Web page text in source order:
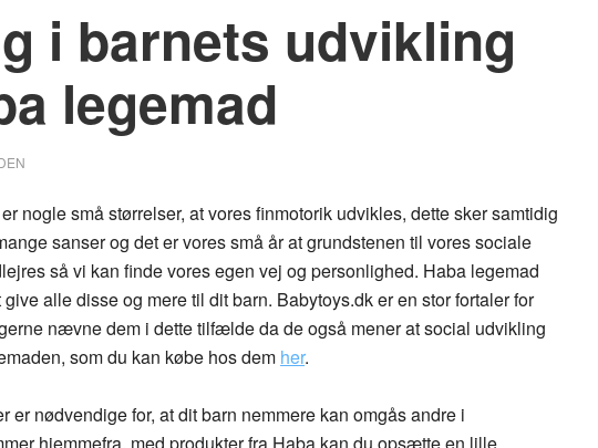
i barnets udvikling
legemad
nogle små størrelser, at vores finmotorik udvikles, dette sker samtidig
sanser og det er vores små år at grundstenen til vores sociale
så vi kan finde vores egen vej og personlighed. Haba legemad
alle disse og mere til dit barn. Babytoys.dk er en stor fortaler for
nævne dem i dette tilfælde da de også mener at social udvikling
som du kan købe hos dem her.
er nødvendige for, at dit barn nemmere kan omgås andre i